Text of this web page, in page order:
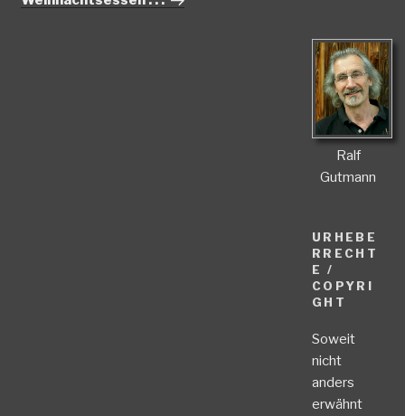
Ralf
Gutmann
URHEBE
RRECHT
E /
COPYRI
GHT
Soweit
nicht
anders
erwähnt